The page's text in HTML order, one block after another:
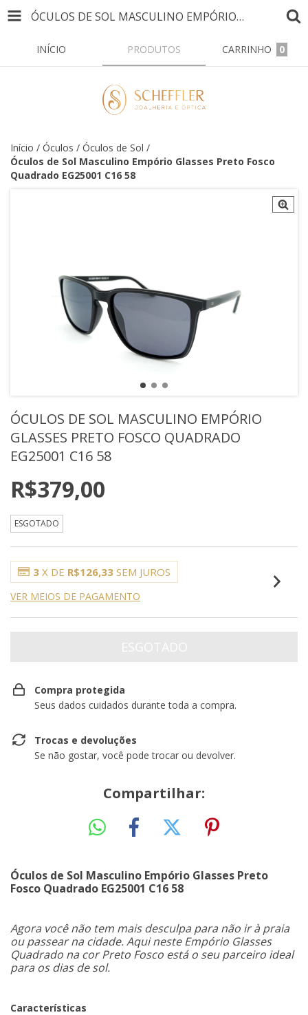
ÓCULOS DE SOL MASCULINO EMPÓRIO GLASSES PRETO FOSCO QUADRADO EG25001 C16 58
INÍCIO PRODUTOS CARRINHO 0
Início / Óculos / Óculos de Sol /
Óculos de Sol Masculino Empório Glasses Preto Fosco
Quadrado EG25001 C16 58
ÓCULOS DE SOL MASCULINO EMPÓRIO
GLASSES PRETO FOSCO QUADRADO
EG25001 C16 58
R$379,00
ESGOTADO
3 X DE R$126,33 SEM JUROS
VER MEIOS DE PAGAMENTO
Compra protegida
Seus dados cuidados durante toda a compra.
Trocas e devoluções
Se não gostar, você pode trocar ou devolver.
Compartilhar:
Óculos de Sol Masculino Empório Glasses Preto
Fosco Quadrado EG25001 C16 58
Agora você não tem mais desculpa para não ir à praia
ou passear na cidade. Aqui neste Empório Glasses
Quadrado na cor Preto Fosco está o seu parceiro ideal
para os dias de sol.
Características